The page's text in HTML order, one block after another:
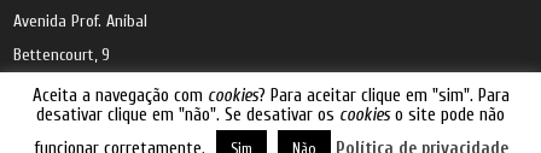
Avenida Prof. Aníbal
Bettencourt, 9
1600-189 Lisboa |e-
mail
Aceita a navegação com cookies? Para aceitar clique em "sim". Para
desativar clique em "não". Se desativar os cookieso site pode não
funcionar corretamente.
Sim Não Política de privacidade